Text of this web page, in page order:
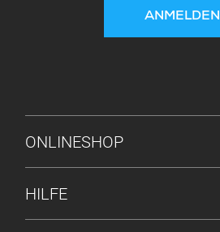
ANMELDEN
FUSSZEILENMENÜ
ONLINESHOP
HILFE